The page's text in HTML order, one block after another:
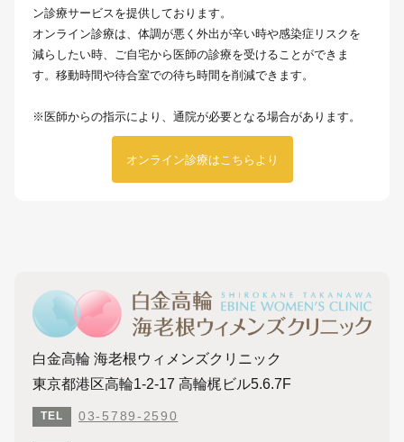
ン診療サービスを提供しております。
オンライン診療は、体調が悪く外出が辛い時や感染症リスクを
減らしたい時、ご自宅から医師の診療を受けることができま
す。移動時間や待合室での待ち時間を削減できます。
※医師からの指示により、通院が必要となる場合があります。
オンライン診療はこちらより
白金高輪 海老根ウィメンズクリニック
東京都港区高輪1-2-17 高輪梶ビル5.6.7F
TEL 03-5789-2590